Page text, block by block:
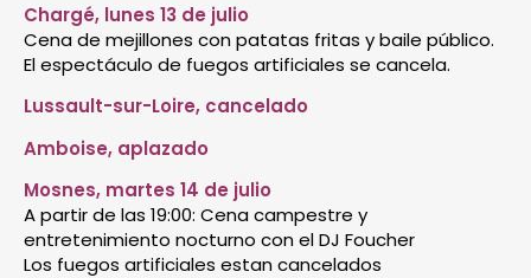
Chargé, lunes 13 de julio
Cena de mejillones con patatas fritas y baile público.
El espectáculo de fuegos artificiales se cancela.
Lussault-sur-Loire, cancelado
Amboise, aplazado
Mosnes, martes 14 de julio
A partir de las 19:00: Cena campestre y
entretenimiento nocturno con el DJ Foucher
Los fuegos artificiales estan cancelados